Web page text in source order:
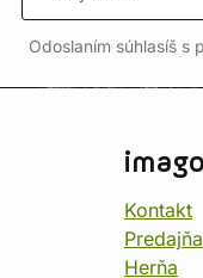
Odoslaním súhlasíš s
imago
Kontakt
Predajňa
Herňa